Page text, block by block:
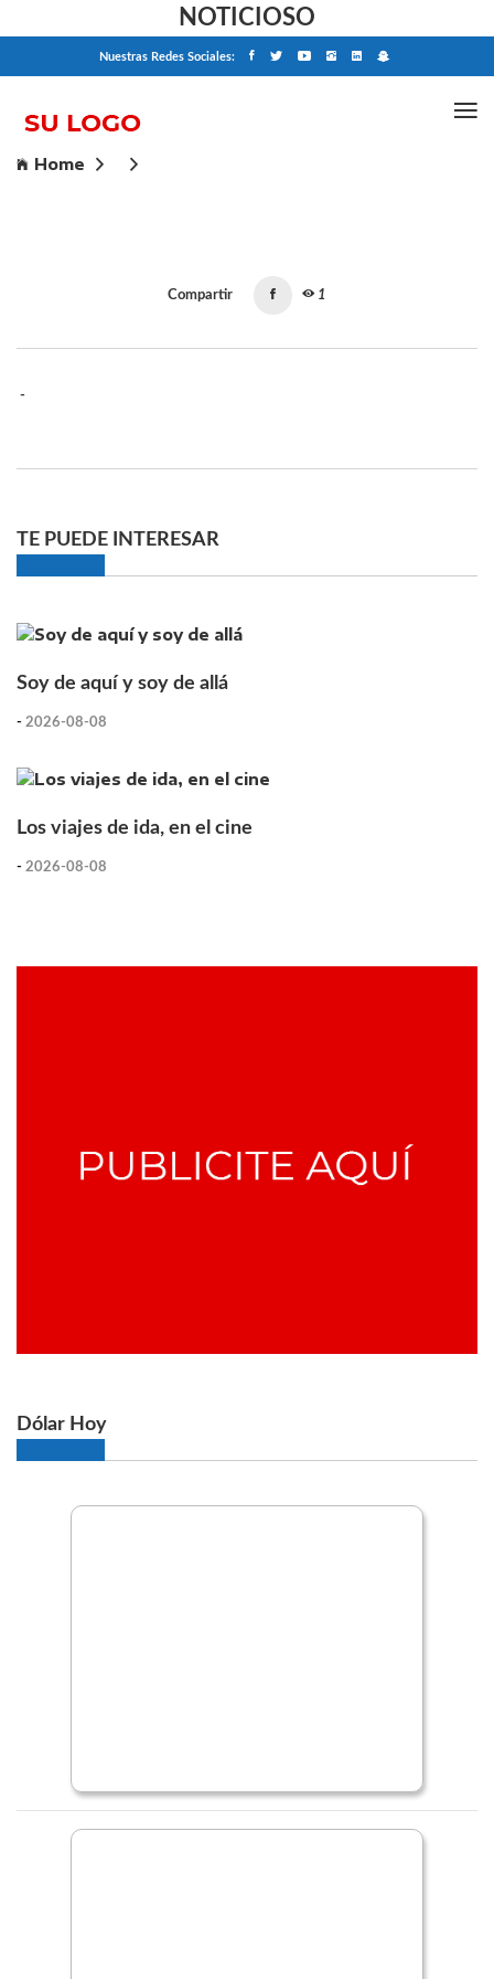
NOTICIOSO
Nuestras Redes Sociales:
Home
Compartir 1
-
TE PUEDE INTERESAR
Soy de aquí y soy de allá
- 2026-08-08
Los viajes de ida, en el cine
- 2026-08-08
Dólar Hoy